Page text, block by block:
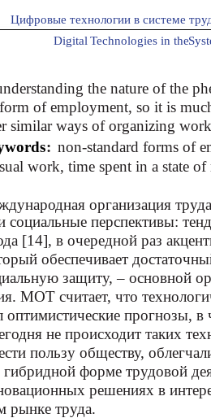
Цифровые технологии в системе
Digital Technologies in theS
the nature of the
of employment, so it is
similar ways of organizing
: non-standard forms of
work, time spent in a state
организация
социальные перспективы:
[14], в очередной раз
обеспечивает
защиту, – основной
МОТ считает, что
оптимистические прогнозы, в
не происходит таких
пользу обществу,
гибридной форме трудовой
решениях в
рынке труда.